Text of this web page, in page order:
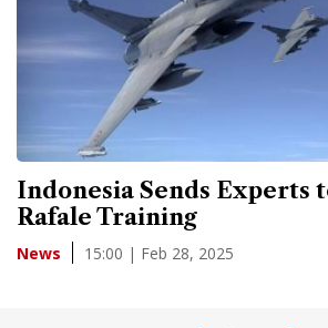
Indonesia Sends Experts
Rafale Training
News 15:00 | Feb 28, 2025